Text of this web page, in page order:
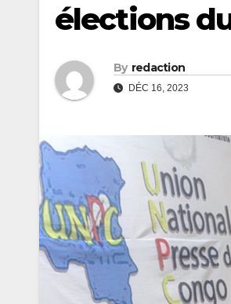
élections
By redaction
DÉC 16, 2023